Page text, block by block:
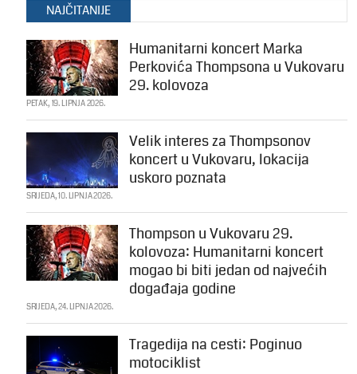
NAJČITANIJE
Humanitarni koncert Marka
Perkovića Thompsona u Vukovaru
29. kolovoza
PETAK, 19. LIPNJA 2026.
Velik interes za Thompsonov
koncert u Vukovaru, lokacija
uskoro poznata
SRIJEDA, 10. LIPNJA 2026.
Thompson u Vukovaru 29.
kolovoza: Humanitarni koncert
mogao bi biti jedan od najvećih
događaja godine
SRIJEDA, 24. LIPNJA 2026.
Tragedija na cesti: Poginuo
motociklist